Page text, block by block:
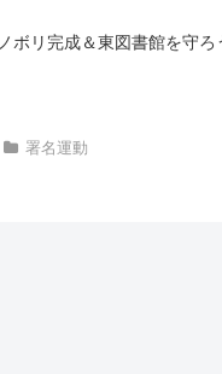
ノボリ完成＆東図書館を守
署名運動